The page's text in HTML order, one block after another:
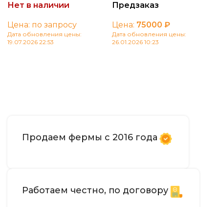
Нет в наличии
Цена: по запросу
Дата обновления цены:
19.07.2026 22:53
Предзаказ
Цена: 75000 ₽
Дата обновления цены:
26.01.2026 10:23
Продаем фермы с 2016 года
Работаем честно, по договору